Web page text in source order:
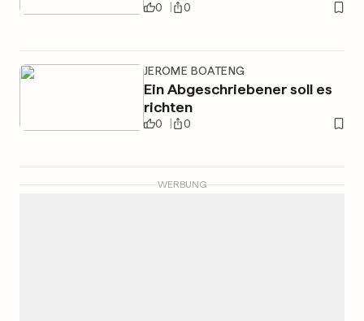
0 0
JEROME BOATENG
Ein Abgeschriebener soll es
richten
0 0
WERBUNG